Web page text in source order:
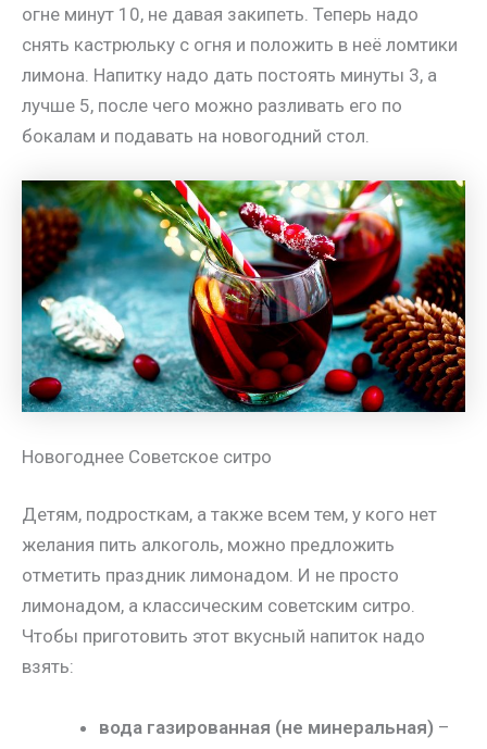
огне минут 10, не давая закипеть. Теперь надо
снять кастрюльку с огня и положить в неё ломтики
лимона. Напитку надо дать постоять минуты 3, а
лучше 5, после чего можно разливать его по
бокалам и подавать на новогодний стол.
Новогоднее Советское ситро
Детям, подросткам, а также всем тем, у кого нет
желания пить алкоголь, можно предложить
отметить праздник лимонадом. И не просто
лимонадом, а классическим советским ситро.
Чтобы приготовить этот вкусный напиток надо
взять:
вода газированная (не минеральная) –